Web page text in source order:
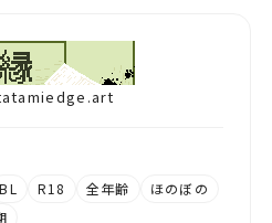
BL R18 全年齢
ほのぼの